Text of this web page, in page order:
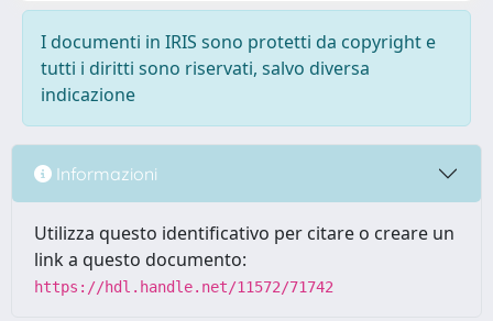
I documenti in IRIS sono protetti da copyright e
tutti i diritti sono riservati, salvo diversa
indicazione
Informazioni
Utilizza questo identificativo per citare o creare un
link a questo documento:
https://hdl.handle.net/11572/71742